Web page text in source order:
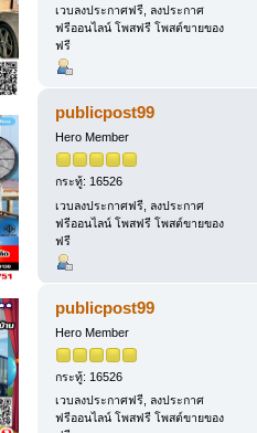
เวบลงประกาศฟรี, ลงประกาศ
ฟรีออนไลน์ โพสฟรี โพสต์ขายของ
ฟรี
publicpost99
Hero Member
กระทู้: 16526
เวบลงประกาศฟรี, ลงประกาศ
ฟรีออนไลน์ โพสฟรี โพสต์ขายของ
ฟรี
publicpost99
Hero Member
กระทู้: 16526
เวบลงประกาศฟรี, ลงประกาศ
ฟรีออนไลน์ โพสฟรี โพสต์ขายของ